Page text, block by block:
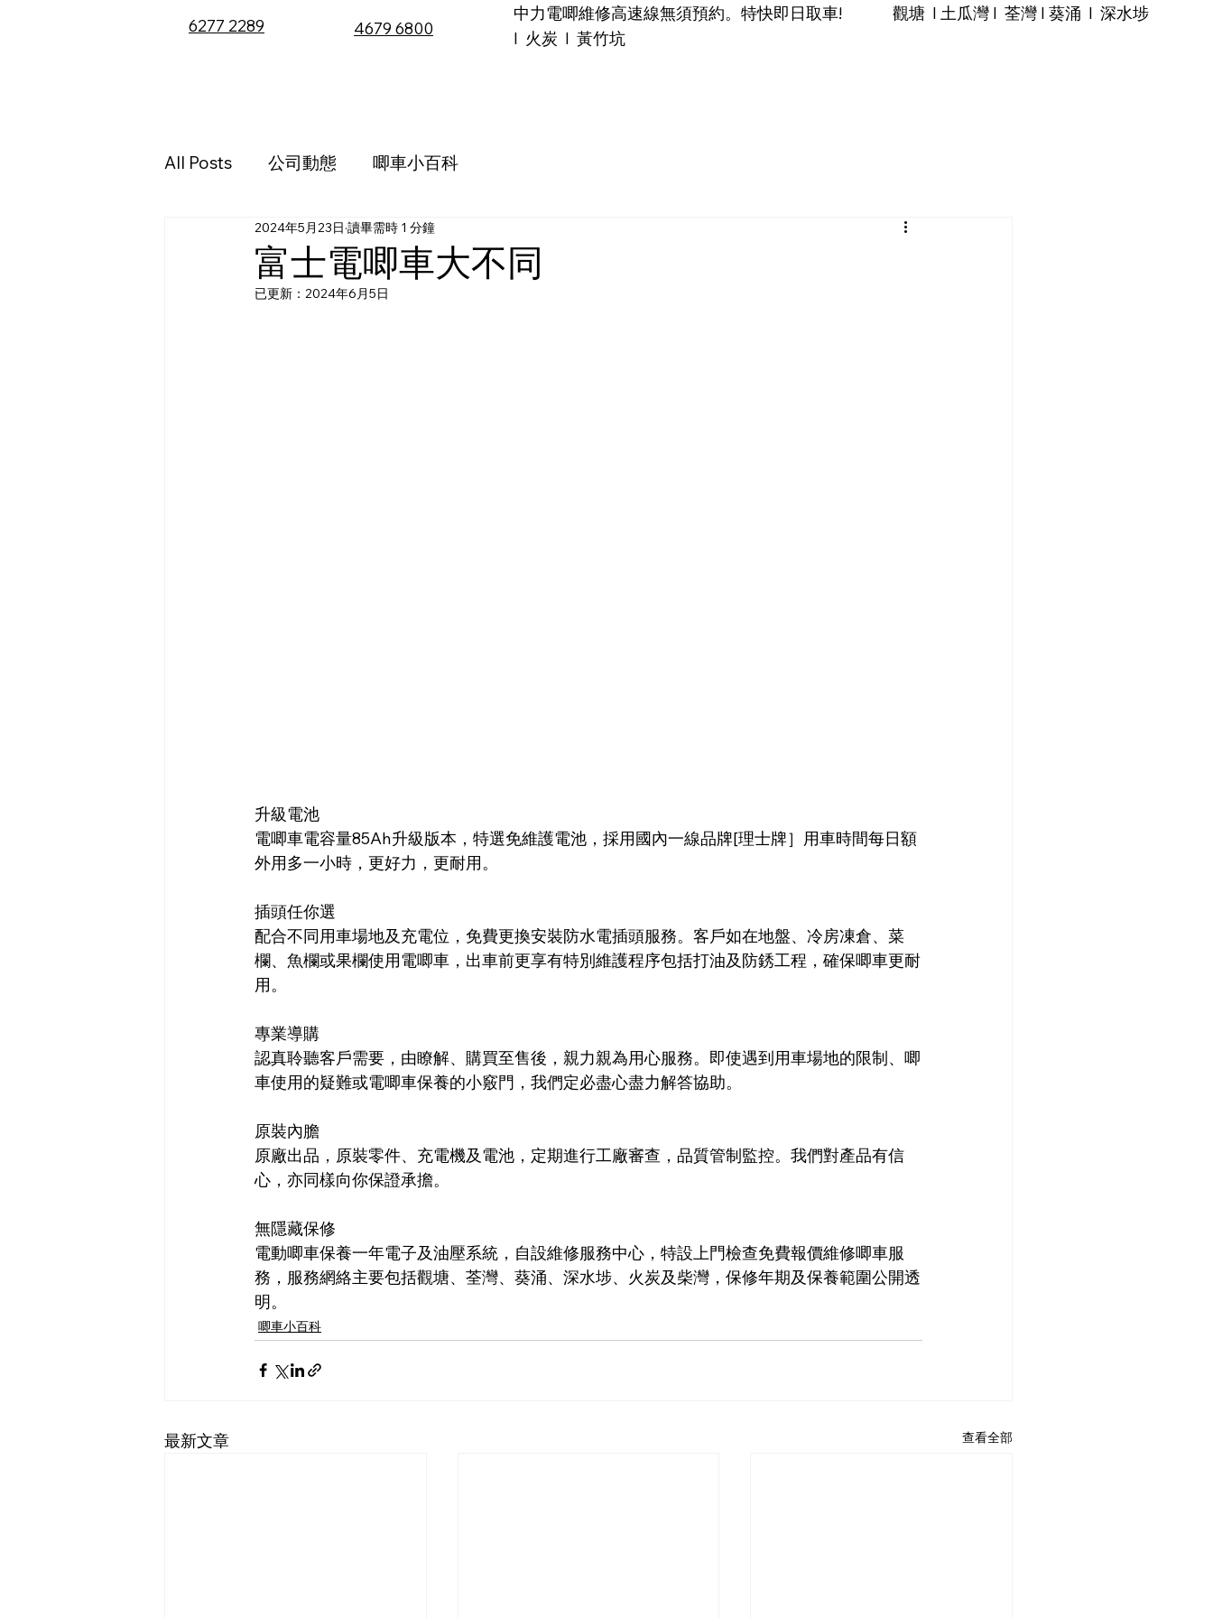
6277 2289 4679 6800
中力電唧維修高速線無須預約。特快即日取車! 觀塘 I 土瓜灣 I 荃灣 I 葵涌 I 深水埗
I 火炭 I 黃竹坑
All Posts 公司動態 唧車小百科
富士電唧車大不同
2024年5月23日 讀畢需時 1 分鐘
已更新： 2024年6月5日
升級電池
電唧車‎電容量85Ah升級版本，特選免維護電池，採用國內一線品牌[理士牌］用車時間每日額
外用多一小時，更好力，更耐用。
插頭任你選
配合不同用車場地及充電位，免費更換安裝防水電插頭服務。客戶如在地盤、冷房凍倉、菜
欄、魚欄或果欄使用電唧車，出車前更享有特別維護程序包括打油及防銹工程，確保唧車更耐
用。
專業導購
認真聆聽客戶需要，由瞭解、購買至售後，親力親為用心服務。即使遇到用車場地的限制、唧
車使用的疑難或電唧車保養的小竅門，我們定必盡心盡力解答協助。
原裝內膽
原廠出品，原裝零件、充電機及電池，定期進行工廠審查，品質管制監控。我們對產品有信
心，亦同樣向你保證承擔。
無隱藏保修
電動唧車保養一年電子及油壓系統，自設維修服務中心，特設上門檢查免費報價維修唧車服
務，服務網絡主要包括觀塘、荃灣、葵涌、深水埗、火炭及柴灣，保修年期及保養範圍公開透
明。
唧車小百科
最新文章 查看全部